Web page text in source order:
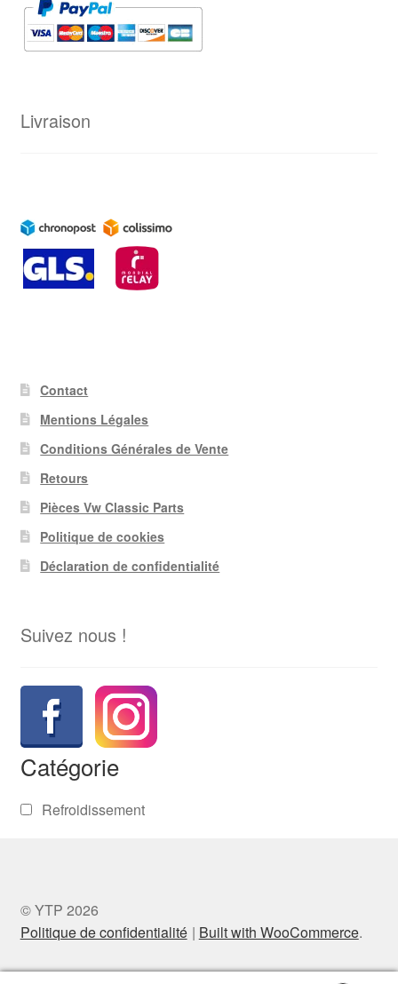
Livraison
Contact
Mentions Légales
Conditions Générales de Vente
Retours
Pièces Vw Classic Parts
Politique de cookies
Déclaration de confidentialité
Suivez nous !
Catégorie
Refroidissement
© YTP 2026
Politique de confidentialité
Built with WooCommerce.